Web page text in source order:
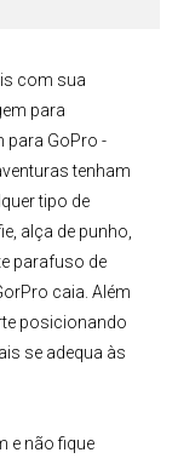
com sua
para
para GoPro -
tenham
tipo de
alça de punho,
parafuso de
caia. Além
posicionando
se adequa às
e não fique